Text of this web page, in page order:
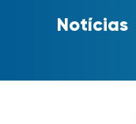
Notícias